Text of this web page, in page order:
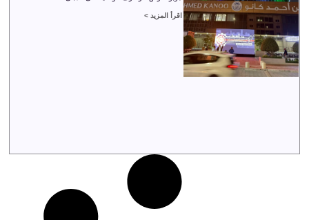
اقرأ المزيد >